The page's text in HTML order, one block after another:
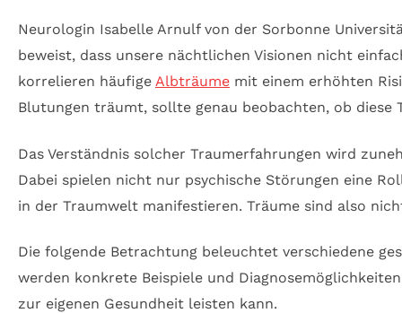
Neurologin Isabelle Arnulf von der Sorbonne
beweist, dass unsere nächtlichen Visionen nicht
korrelieren häufige Albträume mit einem erhöhten
Blutungen träumt, sollte genau beobachten, ob
Das Verständnis solcher Traumerfahrungen wird
Dabei spielen nicht nur psychische Störungen eine
in der Traumwelt manifestieren. Träume sind also
Die folgende Betrachtung beleuchtet verschiedene
werden konkrete Beispiele und
zur eigenen Gesundheit leisten kann.